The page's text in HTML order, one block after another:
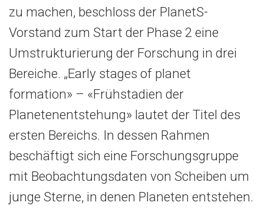
zu machen, beschloss der PlanetS-
Vorstand zum Start der Phase 2 eine
Umstrukturierung der Forschung in drei
Bereiche. „Early stages of planet
formation» – «Frühstadien der
Planetenentstehung» lautet der Titel des
ersten Bereichs. In dessen Rahmen
beschäftigt sich eine Forschungsgruppe
mit Beobachtungsdaten von Scheiben um
junge Sterne, in denen Planeten entstehen.